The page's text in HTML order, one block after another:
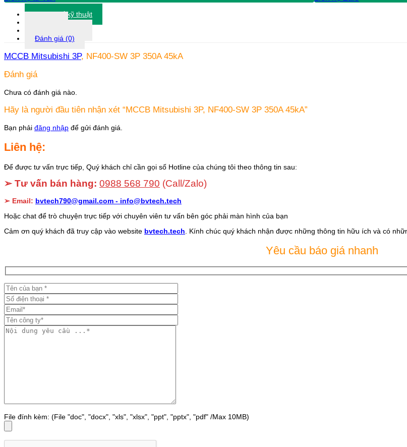
lượng
Thông số kỹ thuật
Đánh giá (0)
MCCB Mitsubishi 3P, NF400-SW 3P 350A 45kA
Đánh giá
Chưa có đánh giá nào.
Hãy là người đầu tiên nhận xét “MCCB Mitsubishi 3P, NF400-SW 3P 350A 45kA”
Bạn phải đăng nhập để gửi đánh giá.
Liên hệ:
Để được tư vấn trực tiếp, Quý khách chỉ cần gọi số Hotline của chúng tôi theo thông tin sau:
➢ Tư vấn bán hàng: 0988 568 790 (Call/Zalo)
➢ Email: bvtech790@gmail.com - info@bvtech.tech
Hoặc chat để trò chuyện trực tiếp với chuyên viên tư vấn bên góc phải màn hình của bạn
Cảm ơn quý khách đã truy cập vào website bvtech.tech. Kính chúc quý khách nhận được những thông tin hữu ích và có
Yêu cầu báo giá nhanh
File đính kèm: (File "doc", "docx", "xls", "xlsx", "ppt", "pptx", "pdf" /Max 10MB)